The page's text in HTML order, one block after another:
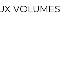
VOLUMES